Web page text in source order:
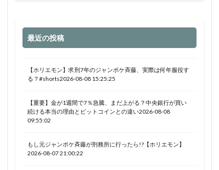
最近の投稿
【ホリエモン】求刑7年のジャンポケ斉藤、実際は何年服役す
る？#shorts2026-08-08 15:25:25
【重要】金が1週間で7％急騰、まだ上がる？中央銀行が買い
続ける本当の理由とビットコインとの違い2026-08-08
09:55:02
もし元ジャンポケ斉藤が刑務所に行ったら!?【ホリエモン】
2026-08-07 21:00:22